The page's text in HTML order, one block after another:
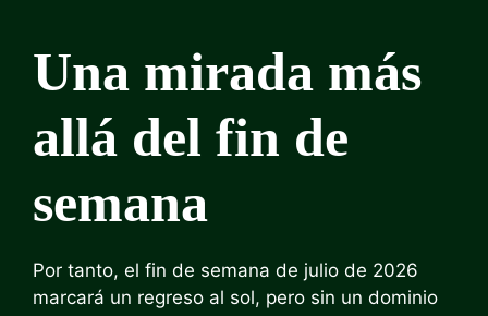
Una mirada más
allá del fin de
semana
Por tanto, el fin de semana de julio de 2026
marcará un regreso al sol, pero sin un dominio